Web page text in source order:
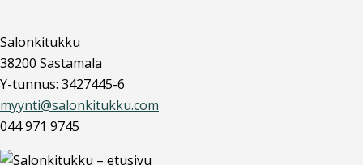
Salonkitukku
38200 Sastamala
Y-tunnus: 3427445-6
myynti@salonkitukku.com
044 971 9745